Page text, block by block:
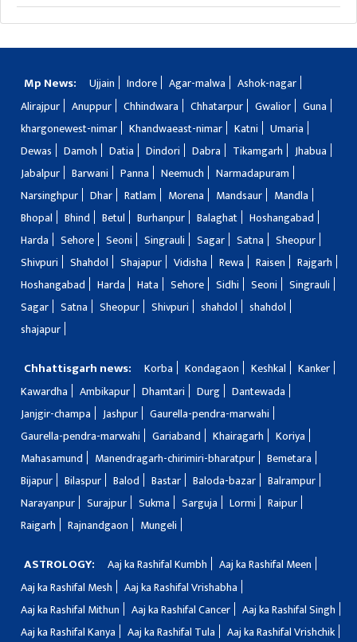
Mp News: Ujjain Indore Agar-malwa
Ashok-nagar
Alirajpur
Anuppur Chhindwara Chhatarpur Gwalior
Guna
khargonewest-nimar
Khandwaeast-nimar Katni
Umaria
Dewas
Damoh Datia Dindori Dabra Tikamgarh
Jhabua
Jabalpur
Barwani Panna Neemuch
Narmadapuram
Narsinghpur
Dhar Ratlam Morena Mandsaur
Mandla
Bhopal
Bhind Betul Burhanpur Balaghat
Hoshangabad
Harda
Sehore Seoni Singrauli Sagar Satna
Sheopur
Shivpuri
Shahdol Shajapur Vidisha Rewa Raisen
Rajgarh
Hoshangabad
Harda Hata Sehore Sidhi Seoni
Singrauli
Sagar
Satna Sheopur Shivpuri shahdol
shahdol
shajapur
Chhattisgarh news: Korba Kondagaon Keshkal
Kanker
Kawardha
Ambikapur Dhamtari Durg
Dantewada
Janjgir-champa
Jashpur
Gaurella-pendra-marwahi
Gaurella-pendra-marwahi
Gariaband Khairagarh
Koriya
Mahasamund
Manendragarh-chirimiri-bharatpur
Bemetara
Bijapur
Bilaspur Balod Bastar Baloda-bazar
Balrampur
Narayanpur
Surajpur Sukma Sarguja Lormi
Raipur
Raigarh
Rajnandgaon Mungeli
ASTROLOGY: Aaj ka Rashifal Kumbh
Aaj ka Rashifal Meen
Aaj ka Rashifal Mesh
Aaj ka Rashifal Vrishabha
Aaj ka Rashifal Mithun
Aaj ka Rashifal Cancer
Aaj ka Rashifal Singh
Aaj ka Rashifal Kanya
Aaj ka Rashifal Tula
Aaj ka Rashifal Vrishchik